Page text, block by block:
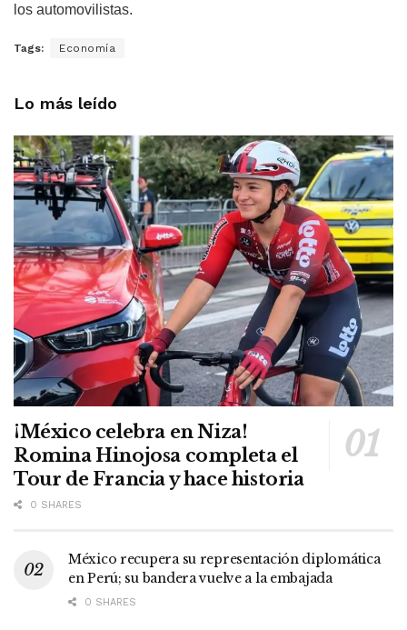
los automovilistas.
Tags: Economía
Lo más leído
¡México celebra en Niza!
Romina Hinojosa completa el
Tour de Francia y hace historia
0 SHARES
México recupera su representación diplomática
en Perú; su bandera vuelve a la embajada
0 SHARES